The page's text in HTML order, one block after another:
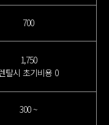
700
1,750
탈시 초기비용 0
300 ~